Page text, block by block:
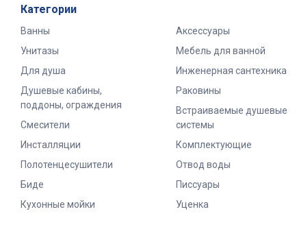
Категории
Ванны
Унитазы
Для душа
Душевые кабины,
поддоны, ограждения
Смесители
Инсталляции
Полотенцесушители
Биде
Кухонные мойки
Аксессуары
Мебель для ванной
Инженерная сантехника
Раковины
Встраиваемые душевые
системы
Комплектующие
Отвод воды
Писсуары
Уценка